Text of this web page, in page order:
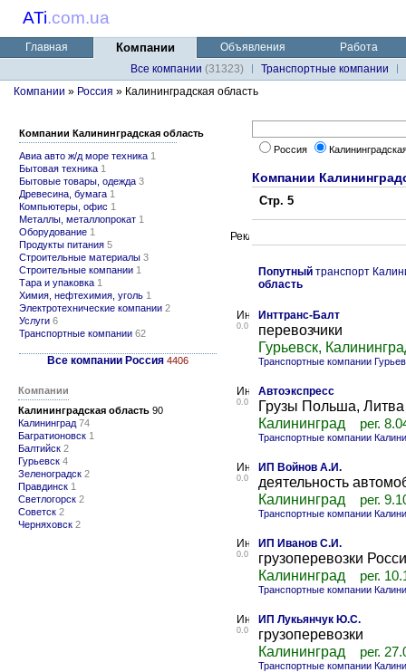
ATi.com.ua
Главная Компании Объявления
Работа
Все компании (31323)
Транспортные компании
Компании » Россия » Калининградская область
Компании Калининградская область
Авиа авто ж/д море техника 1
Бытовая техника 1
Бытовые товары, одежда 3
Древесина, бумага 1
Компьютеры, офис 1
Металлы, металлопрокат 1
Оборудование 1
Продукты питания 5
Строительные материалы 3
Строительные компании 1
Тара и упаковка 1
Химия, нефтехимия, уголь 1
Электротехнические компании 2
Услуги 6
Транспортные компании 62
Все компании Россия 4406
Компании
Калининградская область 90
Калининград 74
Багратионовск 1
Балтийск 2
Гурьевск 4
Зеленоградск 2
Правдинск 1
Светлогорск 2
Советск 2
Черняховск 2
Россия
Компании
Стр. 5
Попутный транспорт
область
0.0
Инттранс-Балт
перевозчики
Гурьевск,
Транспортные компании
0.0
Автоэкспресс
Грузы Польша,
Калининград
рег.
Транспортные компании
0.0
ИП Войнов А.И.
деятельность
Калининград
рег.
Транспортные компании
0.0
ИП Иванов С.И.
грузоперевозки
Калининград
рег.
Транспортные компании
0.0
ИП Лукьянчук Ю.С.
грузоперевозки
Калининград
рег.
Транспортные компании